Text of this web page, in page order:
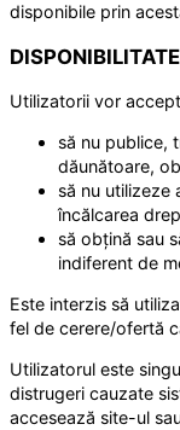
disponibile prin
Utilizatorii vor
să nu publice,
dăunătoare,
să nu utilizeze
încălcarea
să obțină sau
indiferent de
Este interzis să
fel de cerere/ofertă
Utilizatorul este
distrugeri cauzate
accesează site-ul